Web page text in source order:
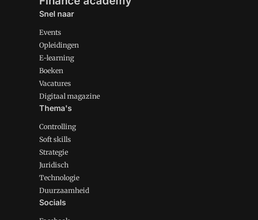
Snel naar
Events
Opleidingen
E-learning
Boeken
Vacatures
Digitaal magazine
Thema's
Controlling
Soft skills
Strategie
Juridisch
Technologie
Duurzaamheid
Socials